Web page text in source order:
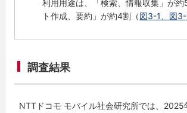
利用用途は、「検索、情報収集」が約
ト作成、要約」が約4割（図3-1、図
調査結果
NTTドコモ モバイル社会研究所では、2025